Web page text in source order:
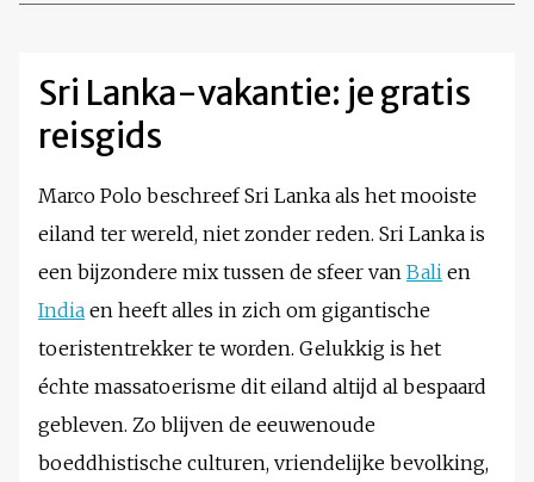
Sri Lanka-vakantie: je gratis
reisgids
Marco Polo beschreef Sri Lanka als het mooiste
eiland ter wereld, niet zonder reden. Sri Lanka is
een bijzondere mix tussen de sfeer van Bali en
India en heeft alles in zich om gigantische
toeristentrekker te worden. Gelukkig is het
échte massatoerisme dit eiland altijd al bespaard
gebleven. Zo blijven de eeuwenoude
boeddhistische culturen, vriendelijke bevolking,